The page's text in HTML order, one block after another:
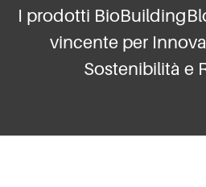
I prodotti
vincente per
Sostenibilità e